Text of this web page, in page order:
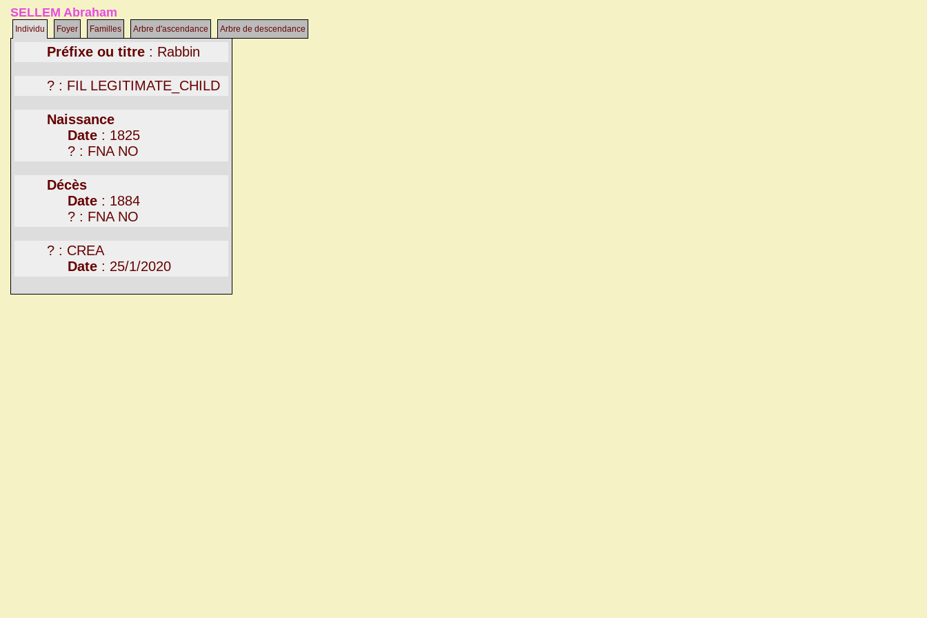
SELLEM Abraham
Individu Foyer Familles Arbre d'ascendance Arbre de descendance
Préfixe ou titre : Rabbin
? : FIL LEGITIMATE_CHILD
Naissance
Date : 1825
? : FNA NO
Décès
Date : 1884
? : FNA NO
? : CREA
Date : 25/1/2020